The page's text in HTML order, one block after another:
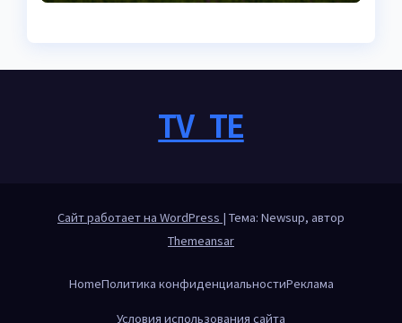
TV_TE
Сайт работает на WordPress | Тема: Newsup, автор
Themeansar
HomeПолитика конфиденциальностиРеклама
Условия использования сайта